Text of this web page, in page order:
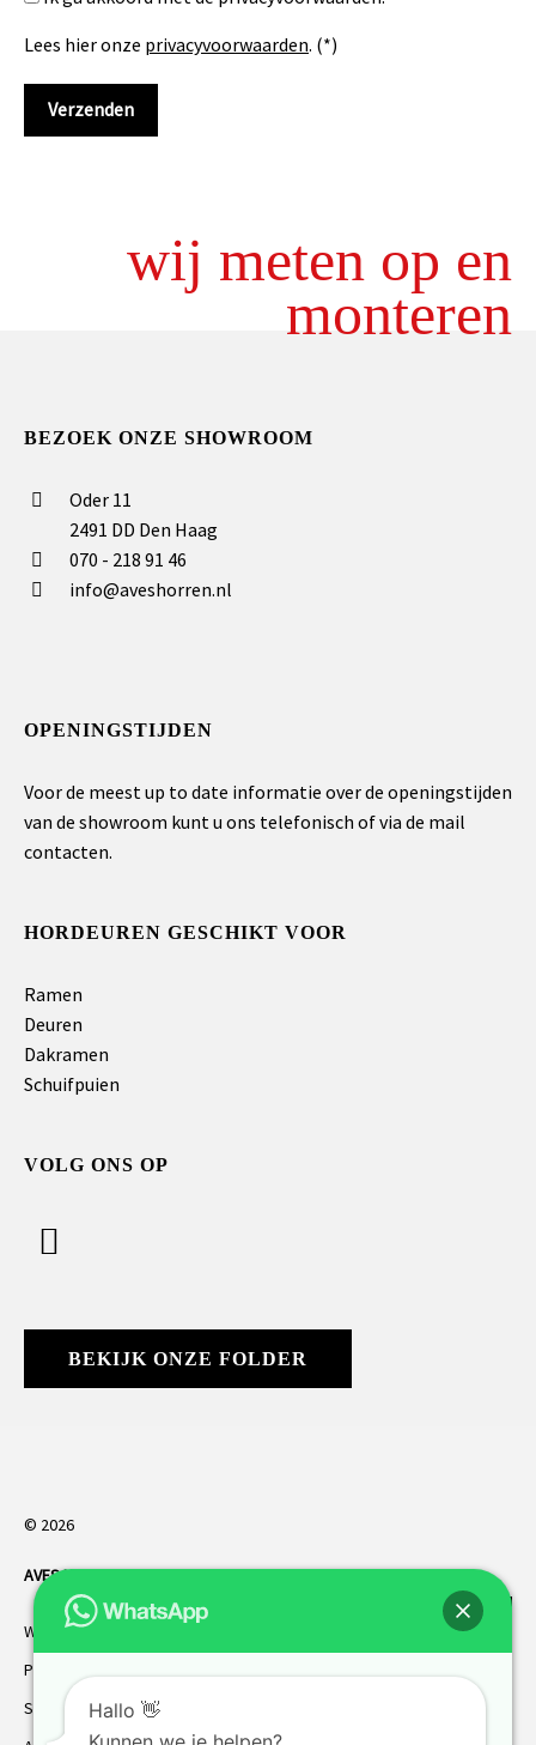
Lees hier onze privacyvoorwaarden. (*)
wij meten op en
monteren
BEZOEK ONZE SHOWROOM
Oder 11
2491 DD Den Haag
070 - 218 91 46
info@aveshorren.nl
OPENINGSTIJDEN
Voor de meest up to date informatie over de openingstijden
van de showroom kunt u ons telefonisch of via de mail
contacten.
HORDEUREN GESCHIKT VOOR
Ramen
Deuren
Dakramen
Schuifpuien
VOLG ONS OP
BEKIJK ONZE FOLDER
© 2026
AVES HORREN. Alle rechten voorbehouden.
Webdesign Vanoo Media
Privacybeleid
Sitemap
Hallo 👋